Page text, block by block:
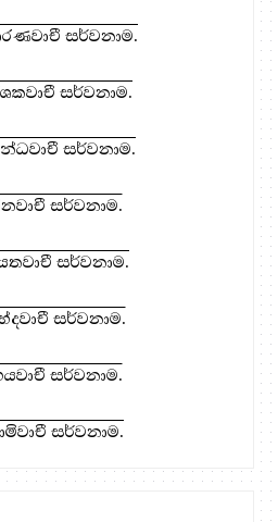
සර්වනාම.
සර්වනාම.
සර්වනාම.
සර්වනාම.
සර්වනාම.
සර්වනාම.
සර්වනාම.
සර්වනාම.